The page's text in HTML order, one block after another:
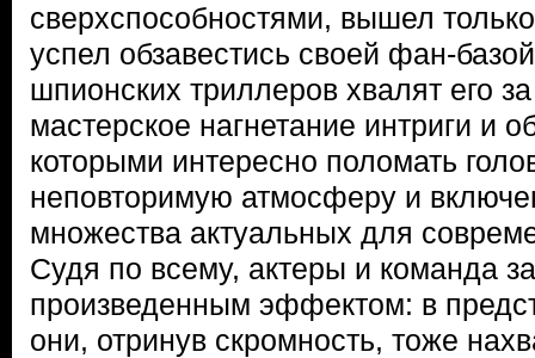
сверхспособностями, вышел
успел обзавестись своей фан-
шпионских триллеров хвалят его
мастерское нагнетание интриги и
которыми интересно поломать
неповторимую атмосферу и
множества актуальных для
Судя по всему, актеры и команда
произведенным эффектом: в
они, отринув скромность, тоже